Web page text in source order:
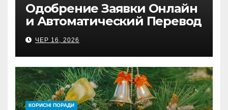
Одобрение Заявки Онлайн
и Автоматический Перевод
на Банковский Счёт.
Проверь
ЧЕР 16, 2026
КОРИСНІ ПОРАДИ